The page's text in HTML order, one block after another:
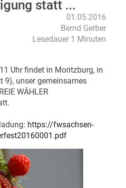
statt ...
01.05.2016
Bernd Gerber
Lesedauer 1 Minuten
Uhr findet in Moritzburg, in
9), unser gemeinsames
WÄHLER
https://fwsachsen-